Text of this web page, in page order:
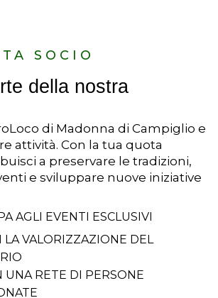
SOCIO
della nostra
di Madonna di Campiglio e
attività. Con la tua quota
a preservare le tradizioni,
e sviluppare nuove iniziative
AGLI EVENTI ESCLUSIVI
LA VALORIZZAZIONE DEL
UNA RETE DI PERSONE